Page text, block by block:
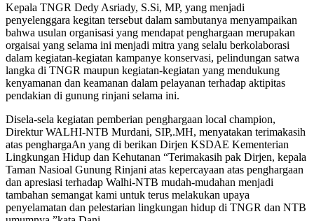
Kepala TNGR Dedy Asriady, S.Si, MP, yang menjadi
penyelenggara kegitan tersebut dalam sambutanya menyampaikan
bahwa usulan organisasi yang mendapat penghargaan merupakan
orgaisai yang selama ini menjadi mitra yang selalu berkolaborasi
dalam kegiatan-kegiatan kampanye konservasi, pelindungan satwa
langka di TNGR maupun kegiatan-kegiatan yang mendukung
kenyamanan dan keamanan dalam pelayanan terhadap aktipitas
pendakian di gunung rinjani selama ini.
Disela-sela kegiatan pemberian penghargaan local champion,
Direktur WALHI-NTB Murdani, SIP,.MH, menyatakan terimakasih
atas penghargaAn yang di berikan Dirjen KSDAE Kementerian
Lingkungan Hidup dan Kehutanan “Terimakasih pak Dirjen, kepala
Taman Nasioal Gunung Rinjani atas kepercayaan atas penghargaan
dan apresiasi terhadap Walhi-NTB mudah-mudahan menjadi
tambahan semangat kami untuk terus melakukan upaya
penyelamatan dan pelestarian lingkungan hidup di TNGR dan NTB